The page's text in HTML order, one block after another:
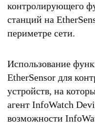
контролирующего
станций на
периметре сети.
Использование
EtherSensor для
устройств, на
агент InfoWatch
возможности